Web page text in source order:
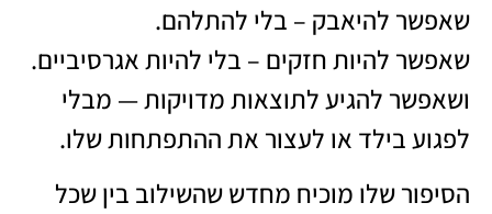
שאפשר להיאבק – בלי להתלהם.
שאפשר להיות חזקים – בלי להיות אגרסיביים.
ושאפשר להגיע לתוצאות מדויקות — מבלי
לפגוע בילד או לעצור את ההתפתחות שלו.
הסיפור שלו מוכיח מחדש שהשילוב בין שכל